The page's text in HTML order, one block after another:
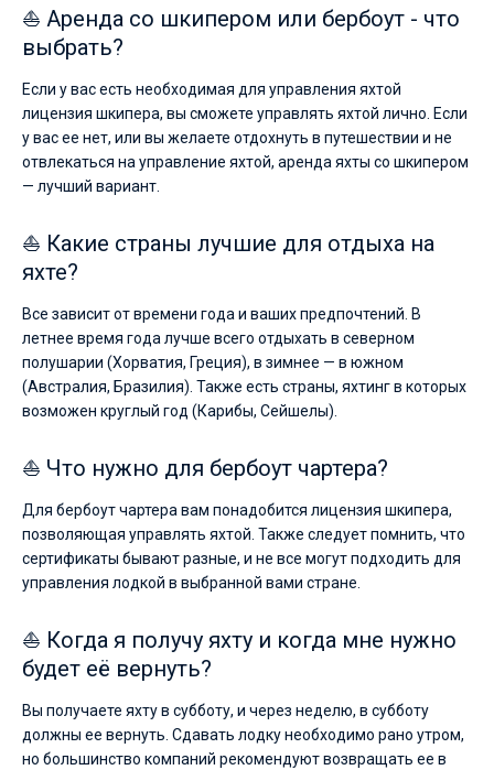
⛵ Аренда со шкипером или бербоут - что
выбрать?
Если у вас есть необходимая для управления яхтой
лицензия шкипера, вы сможете управлять яхтой лично. Если
у вас ее нет, или вы желаете отдохнуть в путешествии и не
отвлекаться на управление яхтой, аренда яхты со шкипером
— лучший вариант.
⛵ Какие страны лучшие для отдыха на
яхте?
Все зависит от времени года и ваших предпочтений. В
летнее время года лучше всего отдыхать в северном
полушарии (Хорватия, Греция), в зимнее — в южном
(Австралия, Бразилия). Также есть страны, яхтинг в которых
возможен круглый год (Карибы, Сейшелы).
⛵ Что нужно для бербоут чартера?
Для бербоут чартера вам понадобится лицензия шкипера,
позволяющая управлять яхтой. Также следует помнить, что
сертификаты бывают разные, и не все могут подходить для
управления лодкой в выбранной вами стране.
⛵ Когда я получу яхту и когда мне нужно
будет её вернуть?
Вы получаете яхту в субботу, и через неделю, в субботу
должны ее вернуть. Сдавать лодку необходимо рано утром,
но большинство компаний рекомендуют возвращать ее в